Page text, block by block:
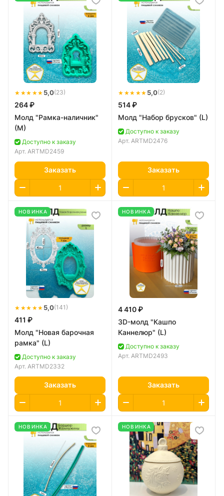
★★★★★ 5,0(23)
264 ₽
Молд "Рамка-наличник"
(M)
Доступно к заказу
Арт. ARTMD2459
Заказать
★★★★★ 5,0(2)
514 ₽
Молд "Набор брусков" (L)
Доступно к заказу
Арт. ARTMD2476
Заказать
НОВИНКА
★★★★★ 5,0(141)
411 ₽
Молд "Новая барочная
рамка" (L)
Доступно к заказу
Арт. ARTMD2332
Заказать
НОВИНКА
4 410 ₽
3D-молд "Кашпо
Каннелюр" (L)
Доступно к заказу
Арт. ARTMD2493
Заказать
НОВИНКА НОВИНКА